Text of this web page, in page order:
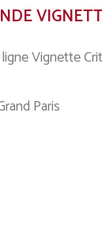
Vignette
Paris